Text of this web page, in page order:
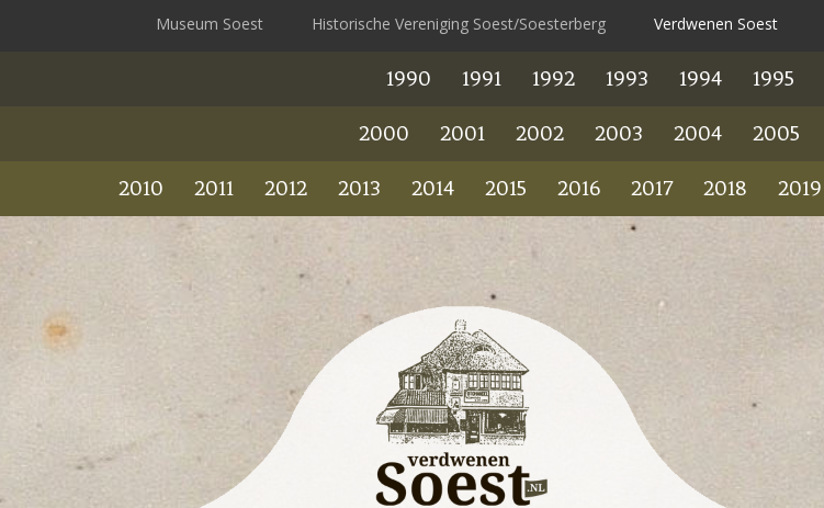
Museum Soest Historische Vereniging Soest/Soesterberg Verdwenen Soest
1990 1991 1992 1993 1994 1995
2000 2001 2002 2003 2004 2005
2010 2011 2012 2013 2014 2015 2016 2017 2018 2019